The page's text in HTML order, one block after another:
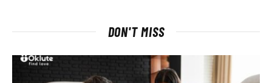
DON'T MISS